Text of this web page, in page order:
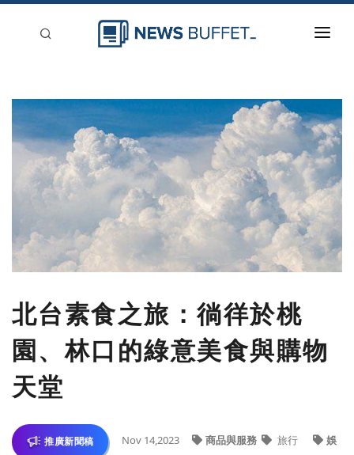
新聞稿分類
登入
刊登
北台素食之旅：徜徉於桃
園、林口的綠意美食與購物
天堂
推廣新聞稿 Nov 14,2023 商品與服務 旅行 娛